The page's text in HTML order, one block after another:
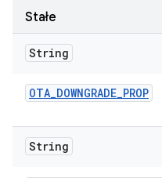
Stałe
String
OTA_DOWNGRADE_PROP
String